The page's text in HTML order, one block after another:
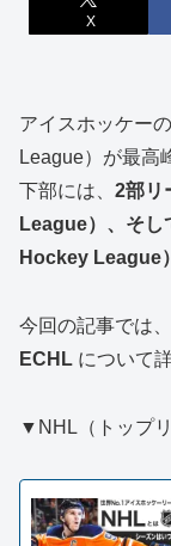
X
アイスホッケー
League）が最高
下部には、 2部リ
League）、そ
Hockey League）
今回の記事では、
ECHL について
▼NHL（トップ